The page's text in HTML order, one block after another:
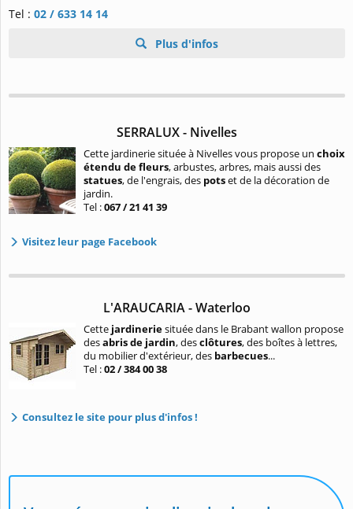
Tel : 02 / 633 14 14
Plus d'infos
SERRALUX - Nivelles
Cette jardinerie située à Nivelles vous propose un choix
étendu de fleurs, arbustes, arbres, mais aussi des
statues, de l'engrais, des potset de la décoration de
jardin.
Tel :067 / 21 41 39
Visitez leur page Facebook
L'ARAUCARIA - Waterloo
Cette jardineriesituée dans le Brabant wallon propose
desabris de jardin, desclôtures, des boîtes à lettres,
du mobilier d'extérieur, des barbecues...
Tel :02 / 384 00 38
Consultez le site pour plus d'infos !